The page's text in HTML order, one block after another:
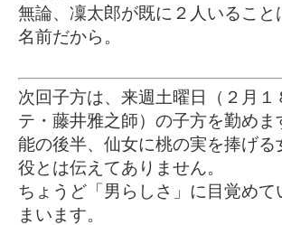
無論、凜太郎が既に２人いるこ
名前だから。
次回子方は、来週土曜日（２月
テ・藤井雅之師）の子方を勤めま
能の後半、仙女に桃の実を捧げ
役とは伝えてありません。
ちょうど「男らしさ」に目覚め
まいます。